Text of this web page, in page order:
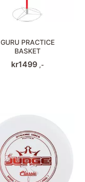
GURU PRACTICE
BASKET
kr1499 ,-